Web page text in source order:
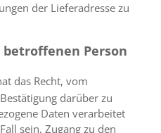
der Lieferadresse zu
Person
das Recht, vom
darüber zu
Daten verarbeitet
sein, Zugang zu den